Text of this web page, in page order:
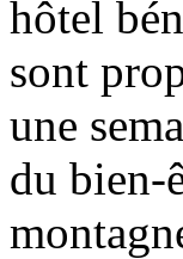
hôtel
sont
une
du bien-